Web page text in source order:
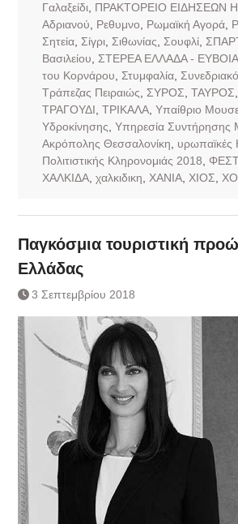
Γαλαξείδι, ΠΡΑΚΤΟΡΕΙΟ ΕΙΔΗΣΕΩΝ
Αδριανού
Ρεθυμνο Ρωμαϊκή Αγορά,
Σητεία, Σίγρι, Σιθωνίας Σουφλί,
Βασιλείου
ΣΤΕΡΕΑ ΕΛΛΑΔΑ - ΕΥΒΟΙΑ
του Κορνάρου
Στυμφαλία,
Τράπεζας Πειραιώς
ΣΥΡΟΣ ΤΑΥΡΟΣ
ΤΡΑΓΟΥΔΙ ΤΡΙΚΑΛΑ, Υπαίθριο
Υδροκίνησης Υπηρεσία Συντήρησης
Ακρόπολης Θεσσαλονίκη
υρωπαϊκές
Πολιτιστικής Κληρονομιάς 2018
ΧΑΛΚΙΔΑ, χαλκιδικη ΧΑΝΙΑ, ΧΙΟΣ
Παγκόσμια τουριστική
Ελλάδας
3 Σεπτεμβρίου 2018